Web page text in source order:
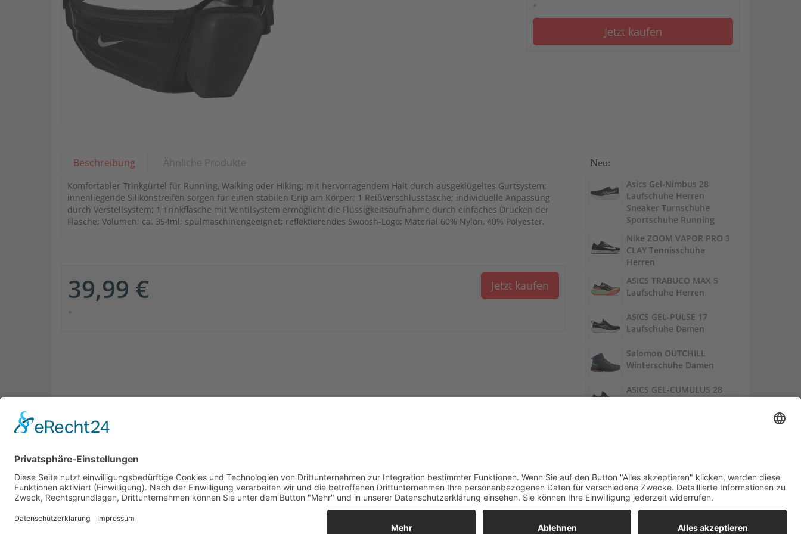
*
Jetzt kaufen
Beschreibung Ähnliche Produkte
Komfortabler Trinkgürtel für Running, Walking oder Hiking; mit hervorragendem Halt durch ausgeklügeltes Gurtsystem;
innenliegende Silikonstreifen sorgen für einen stabilen Grip am Körper; 1 Reißverschlusstasche; individuelle Anpassung
durch Verstellsystem; 1 Trinkflasche mit Ventilsystem ermöglicht die Flüssigkeitsaufnahme durch einfaches Drücken der
Flasche; Volumen: ca. 354ml; spülmaschinengeeignet; reflektierendes Swoosh-Logo; Material 60% Nylon, 40% Polyester.
39,99 €
*
Jetzt kaufen
Neu:
Asics Gel-Nimbus 28
Laufschuhe Herren
Sneaker Turnschuhe
Sportschuhe Running
Nike ZOOM VAPOR PRO 3
CLAY Tennisschuhe
Herren
ASICS TRABUCO MAX 5
Laufschuhe Herren
ASICS GEL-PULSE 17
Laufschuhe Damen
Salomon OUTCHILL
Winterschuhe Damen
ASICS GEL-CUMULUS 28